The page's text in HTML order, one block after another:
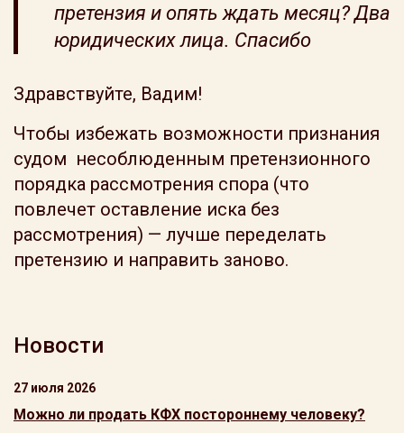
претензия и опять ждать месяц? Два
юридических лица. Спасибо
Здравствуйте, Вадим!
Чтобы избежать возможности признания
судом несоблюденным претензионного
порядка рассмотрения спора (что
повлечет оставление иска без
рассмотрения) — лучше переделать
претензию и направить заново.
Новости
27 июля 2026
Можно ли продать КФХ постороннему человеку?